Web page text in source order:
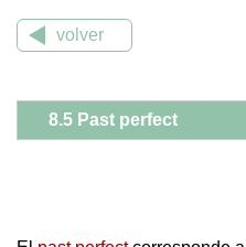
volver
8.5 Past perfect